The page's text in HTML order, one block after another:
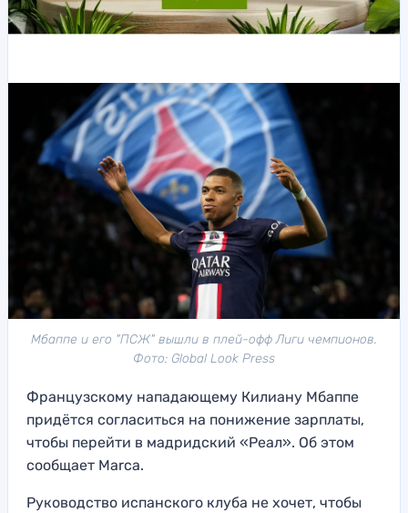
Мбаппе и его "ПСЖ" вышли в плей-офф Лиги чемпионов.
Фото: Global Look Press
Французскому нападающему Килиану Мбаппе
придётся согласиться на понижение зарплаты,
чтобы перейти в мадридский «Реал». Об этом
сообщает Marca.
Руководство испанского клуба не хочет, чтобы